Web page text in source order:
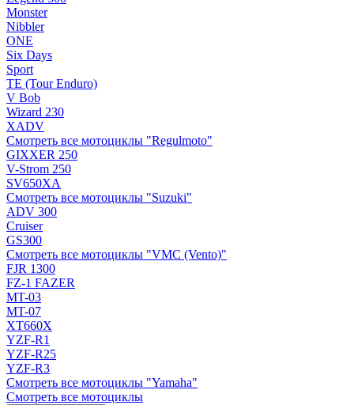
Monster
Nibbler
ONE
Six Days
Sport
TE (Tour Enduro)
V Bob
Wizard 230
XADV
Смотреть все мотоциклы "Regulmoto"
GIXXER 250
V-Strom 250
SV650XA
Смотреть все мотоциклы "Suzuki"
ADV 300
Cruiser
GS300
Смотреть все мотоциклы "VMC (Vento)"
FJR 1300
FZ-1 FAZER
MT-03
MT-07
XT660X
YZF-R1
YZF-R25
YZF-R3
Смотреть все мотоциклы "Yamaha"
Смотреть все мотоциклы